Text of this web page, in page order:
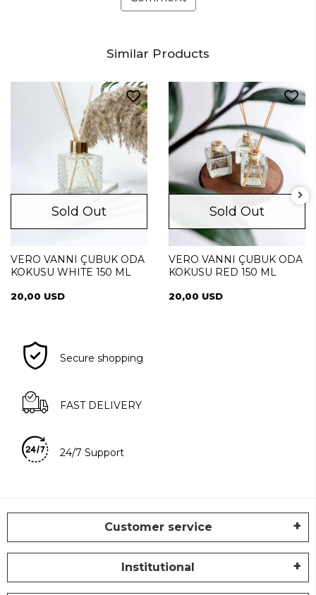
Similar Products
Sold Out
VERO VANNI ÇUBUK ODA
KOKUSU WHITE 150 ML
20,00 USD
Sold Out
VERO VANNI ÇUBUK ODA
KOKUSU RED 150 ML
20,00 USD
Secure shopping
FAST DELIVERY
24/7 Support
Customer service
Institutional